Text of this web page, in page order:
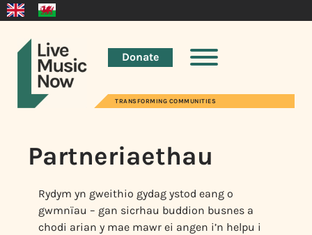
Donate
TRANSFORMING COMMUNITIES
Partneriaethau
Rydym yn gweithio gydag ystod eang o
gwmnïau – gan sicrhau buddion busnes a
chodi arian y mae mawr ei angen i’n helpu i